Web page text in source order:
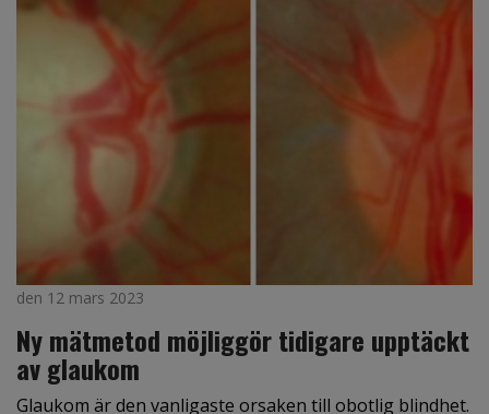
den 12 mars 2023
Ny mätmetod möjliggör tidigare upptäckt
av glaukom
Glaukom är den vanligaste orsaken till obotlig blindhet.